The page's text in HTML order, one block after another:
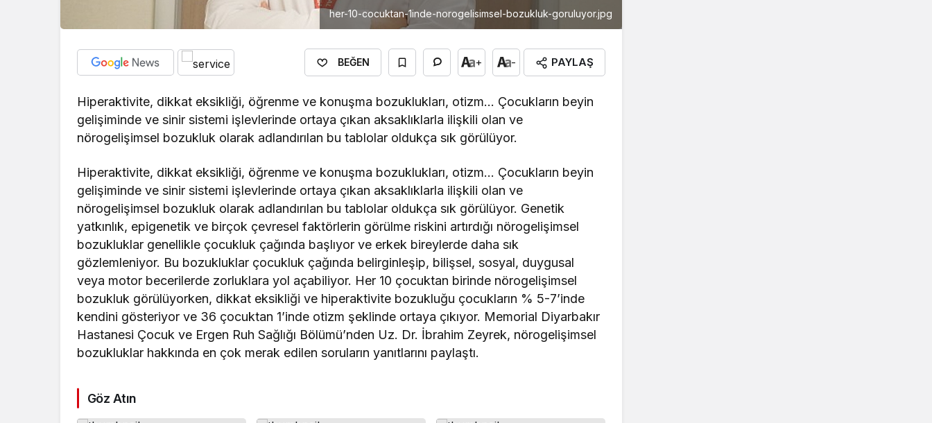
her-10-cocuktan-1inde-norogelisimsel-bozukluk-goruluyor.jpg
BEĞEN + - PAYLAŞ
Hiperaktivite, dikkat eksikliği, öğrenme ve konuşma bozuklukları, otizm… Çocukların beyin
gelişiminde ve sinir sistemi işlevlerinde ortaya çıkan aksaklıklarla ilişkili olan ve
nörogelişimsel bozukluk olarak adlandırılan bu tablolar oldukça sık görülüyor.
Hiperaktivite, dikkat eksikliği, öğrenme ve konuşma bozuklukları, otizm… Çocukların beyin
gelişiminde ve sinir sistemi işlevlerinde ortaya çıkan aksaklıklarla ilişkili olan ve
nörogelişimsel bozukluk olarak adlandırılan bu tablolar oldukça sık görülüyor. Genetik
yatkınlık, epigenetik ve birçok çevresel faktörlerin görülme riskini artırdığı nörogelişimsel
bozukluklar genellikle çocukluk çağında başlıyor ve erkek bireylerde daha sık
gözlemleniyor. Bu bozukluklar çocukluk çağında belirginleşip, bilişsel, sosyal, duygusal
veya motor becerilerde zorluklara yol açabiliyor. Her 10 çocuktan birinde nörogelişimsel
bozukluk görülüyorken, dikkat eksikliği ve hiperaktivite bozukluğu çocukların % 5-7’inde
kendini gösteriyor ve 36 çocuktan 1’inde otizm şeklinde ortaya çıkıyor. Memorial Diyarbakır
Hastanesi Çocuk ve Ergen Ruh Sağlığı Bölümü’nden Uz. Dr. İbrahim Zeyrek, nörogelişimsel
bozukluklar hakkında en çok merak edilen soruların yanıtlarını paylaştı.
Göz Atın